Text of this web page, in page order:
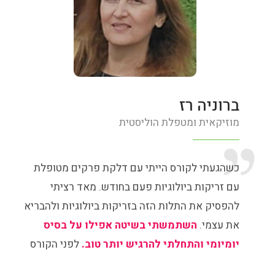
ברוניה רז
מוזיקאית ומטפלת הוליסטית
כשהגעתי לקורס הייתי עם דלקת פרקים מטופלת
עם זריקות ביולוגיות פעם בחודש. מאד רציתי
להפסיק את התלות הזה בזריקות ביולוגיות ולהבריא
את עצמי. השתמשתי בשיטה אפילו על בסיס
יומיומי והתחלתי להרגיש יותר טוב. לפני הקורס